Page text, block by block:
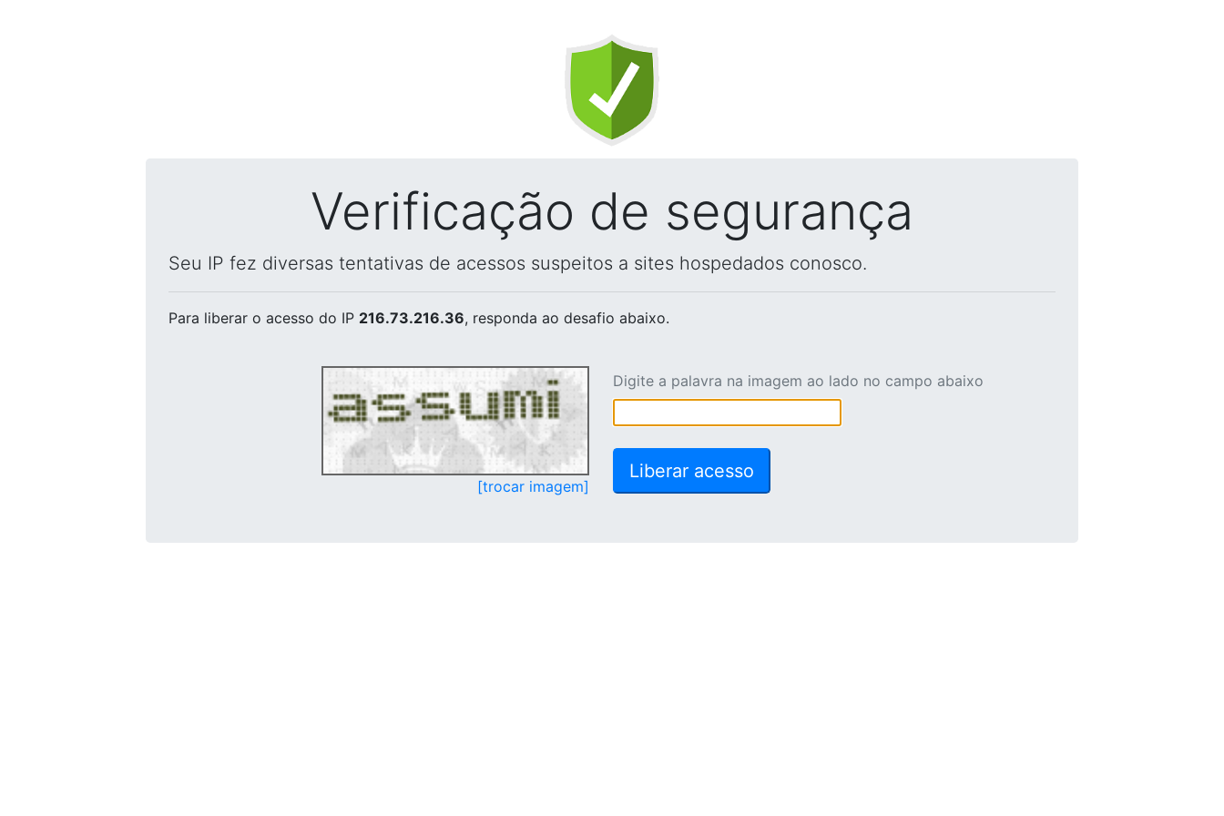
Verificação de segurança
Seu IP fez diversas tentativas de acessos suspeitos a sites hospedados conosco.
Para liberar o acesso do IP 216.73.216.36, responda ao desafio abaixo.
[trocar imagem]
Digite a palavra na imagem ao lado no campo abaixo